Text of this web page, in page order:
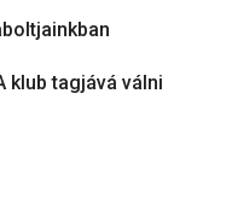
klub tagjává válni